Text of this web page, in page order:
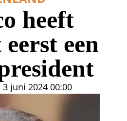
heeft
een
3 juni 2024 00:00